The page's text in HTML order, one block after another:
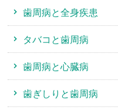
歯周病と全身疾患
タバコと歯周病
歯周病と心臓病
歯ぎしりと歯周病